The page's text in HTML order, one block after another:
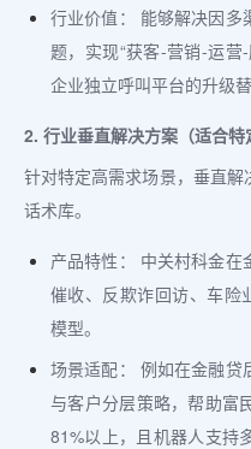
行业价值： 能够解决因多
题，实现“获客-营销-运营
企业独立呼叫平台的升级
2. 行业垂直解决方案（适合特
针对特定高需求场景，垂直
话术库。
产品特性： 中关村科金
催收、反欺诈回访、车险
模型。
场景适配： 例如在金融贷
与客户分层策略，帮助富
81%以上，且机器人支持